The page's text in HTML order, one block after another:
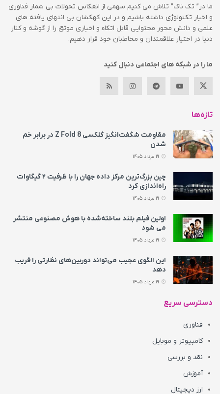
ما در” تک ناک” تلاش می کنیم سهمی از انعکاس تحولات بی شمار فناوری
و اخبار تکنولوژی داشته باشیم و در این کهکشان بی انتهای یافته های
علمی و دانش محور محتوایی قابل اتکاء و اخباری موثق را از گوشه و کنار
دنیا در اختیار علاقمندان و مخاطبان خود قرار دهیم.
ما را در شبکه های اجتماعی دنبال کنید
تازه‌ها
مقاومت شگفت‌انگیز گلکسی Z Fold 8 در برابر خم
شدن
چین بزرگ‌ترین مرکز داده جهان را با ظرفیت ۲ گیگاوات
راه‌اندازی کرد
اولین فیلم بلند ساخته‌شده با هوش مصنوعی منتشر
می‌ شود
این الگوی عجیب می‌تواند دوربین‌های نظارتی را فریب
دهد
دسترسی سریع
فناوری
کامپیوتر و موبایل
نقد و بررسی
آموزش
ارز دیجیتال